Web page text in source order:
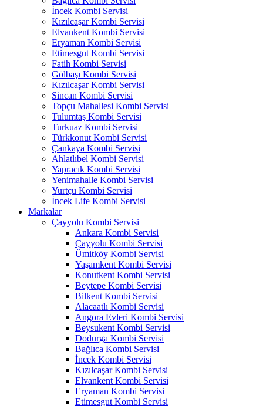
İncek Kombi Servisi
Kızılcaşar Kombi Servisi
Elvankent Kombi Servisi
Eryaman Kombi Servisi
Etimesgut Kombi Servisi
Fatih Kombi Servisi
Gölbaşı Kombi Servisi
Kızılcaşar Kombi Servisi
Sincan Kombi Servisi
Topçu Mahallesi Kombi Servisi
Tulumtaş Kombi Servisi
Turkuaz Kombi Servisi
Türkkonut Kombi Servisi
Çankaya Kombi Servisi
Ahlatlıbel Kombi Servisi
Yapracık Kombi Servisi
Yenimahalle Kombi Servisi
Yurtçu Kombi Servisi
İncek Life Kombi Servisi
Markalar
Çayyolu Kombi Servisi
Ankara Kombi Servisi
Çayyolu Kombi Servisi
Ümitköy Kombi Servisi
Yaşamkent Kombi Servisi
Konutkent Kombi Servisi
Beytepe Kombi Servisi
Bilkent Kombi Servisi
Alacaatlı Kombi Servisi
Angora Evleri Kombi Servisi
Beysukent Kombi Servisi
Dodurga Kombi Servisi
Bağlıca Kombi Servisi
İncek Kombi Servisi
Kızılcaşar Kombi Servisi
Elvankent Kombi Servisi
Eryaman Kombi Servisi
Etimesgut Kombi Servisi